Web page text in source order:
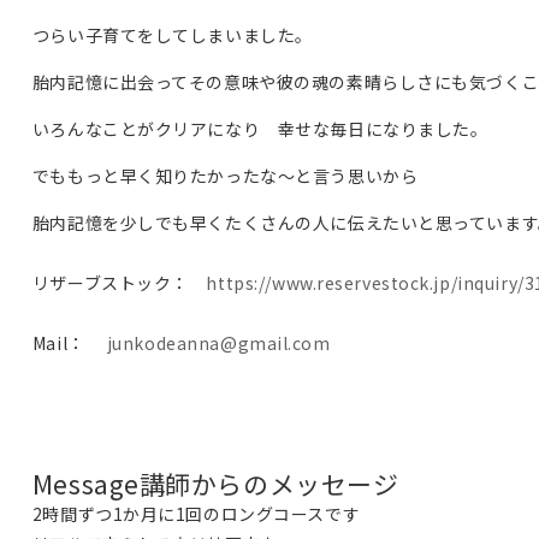
つらい子育てをしてしまいました。
胎内記憶に出会ってその意味や彼の魂の素晴らしさにも気づく
いろんなことがクリアになり 幸せな毎日になりました。
でももっと早く知りたかったな～と言う思いから
胎内記憶を少しでも早くたくさんの人に伝えたいと思っています
リザーブストック： https://www.reservestock.jp/inquiry/
Mail： junkodeanna@gmail.com
Message講師からのメッセージ
2時間ずつ1か月に1回のロングコースです